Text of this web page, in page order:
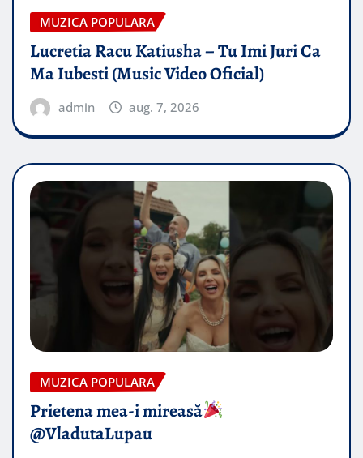
MUZICA POPULARA
Lucretia Racu Katiusha – Tu Imi Juri Ca
Ma Iubesti (Music Video Oficial)
admin aug. 7, 2026
MUZICA POPULARA
Prietena mea-i mireasă​
@VladutaLupau